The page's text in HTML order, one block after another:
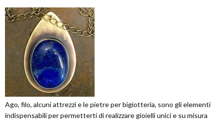
Ago, filo, alcuni attrezzi e le pietre per bigiotteria, sono gli elementi
indispensabili per permetterti di realizzare gioielli unici e su misura